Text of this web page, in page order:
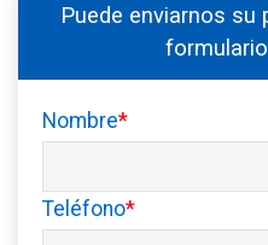
Puede enviarnos su
Nombre*
Teléfono*